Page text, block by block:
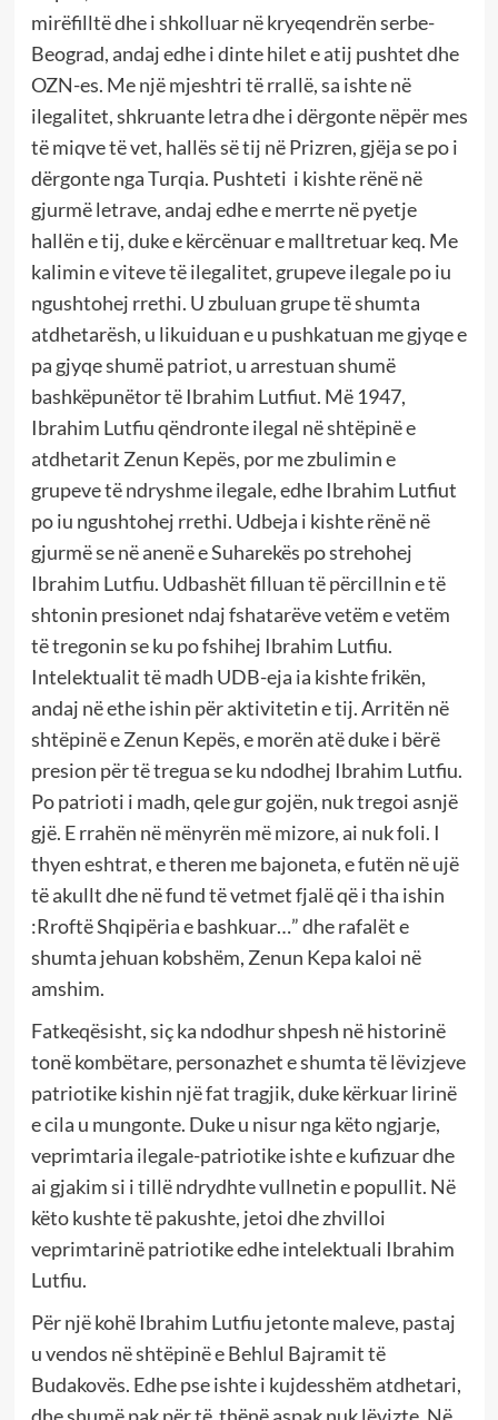
mirëfilltë dhe i shkolluar në kryeqendrën serbe-
Beograd, andaj edhe i dinte hilet e atij pushtet dhe
OZN-es. Me një mjeshtri të rrallë, sa ishte në
ilegalitet, shkruante letra dhe i dërgonte nëpër mes
të miqve të vet, hallës së tij në Prizren, gjëja se po i
dërgonte nga Turqia. Pushteti i kishte rënë në
gjurmë letrave, andaj edhe e merrte në pyetje
hallën e tij, duke e kërcënuar e malltretuar keq. Me
kalimin e viteve të ilegalitet, grupeve ilegale po iu
ngushtohej rrethi. U zbuluan grupe të shumta
atdhetarësh, u likuiduan e u pushkatuan me gjyqe e
pa gjyqe shumë patriot, u arrestuan shumë
bashkëpunëtor të Ibrahim Lutfiut. Më 1947,
Ibrahim Lutfiu qëndronte ilegal në shtëpinë e
atdhetarit Zenun Kepës, por me zbulimin e
grupeve të ndryshme ilegale, edhe Ibrahim Lutfiut
po iu ngushtohej rrethi. Udbeja i kishte rënë në
gjurmë se në anenë e Suharekës po strehohej
Ibrahim Lutfiu. Udbashët filluan të përcillnin e të
shtonin presionet ndaj fshatarëve vetëm e vetëm
të tregonin se ku po fshihej Ibrahim Lutfiu.
Intelektualit të madh UDB-eja ia kishte frikën,
andaj në ethe ishin për aktivitetin e tij. Arritën në
shtëpinë e Zenun Kepës, e morën atë duke i bërë
presion për të tregua se ku ndodhej Ibrahim Lutfiu.
Po patrioti i madh, qele gur gojën, nuk tregoi asnjë
gjë. E rrahën në mënyrën më mizore, ai nuk foli. I
thyen eshtrat, e theren me bajoneta, e futën në ujë
të akullt dhe në fund të vetmet fjalë që i tha ishin
:Rroftë Shqipëria e bashkuar…” dhe rafalët e
shumta jehuan kobshëm, Zenun Kepa kaloi në
amshim.
Fatkeqësisht, siç ka ndodhur shpesh në historinë
tonë kombëtare, personazhet e shumta të lëvizjeve
patriotike kishin një fat tragjik, duke kërkuar lirinë
e cila u mungonte. Duke u nisur nga këto ngjarje,
veprimtaria ilegale-patriotike ishte e kufizuar dhe
ai gjakim si i tillë ndrydhte vullnetin e popullit. Në
këto kushte të pakushte, jetoi dhe zhvilloi
veprimtarinë patriotike edhe intelektuali Ibrahim
Lutfiu.
Për një kohë Ibrahim Lutfiu jetonte maleve, pastaj
u vendos në shtëpinë e Behlul Bajramit të
Budakovës. Edhe pse ishte i kujdesshëm atdhetari,